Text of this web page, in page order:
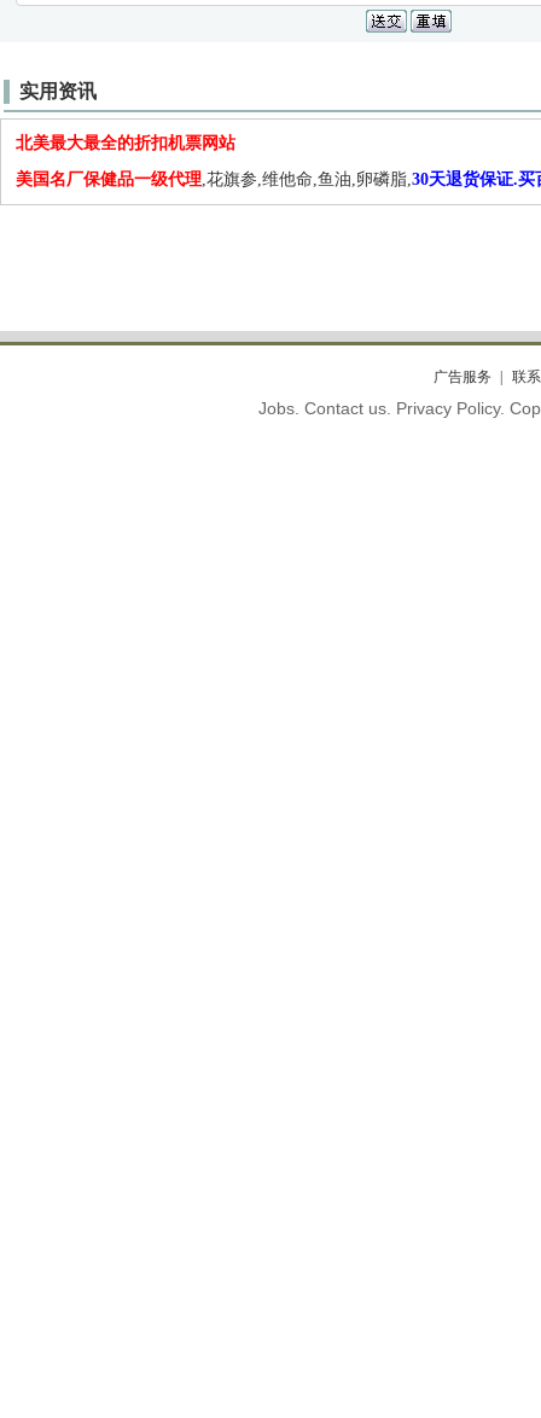
实用资讯
北美最大最全的折扣机票网站
美国名厂保健品一级代理,花旗参,维他命,鱼油,卵磷脂,30天退货保证.买
广告服务 联
Jobs. Contact us. Privacy Policy.